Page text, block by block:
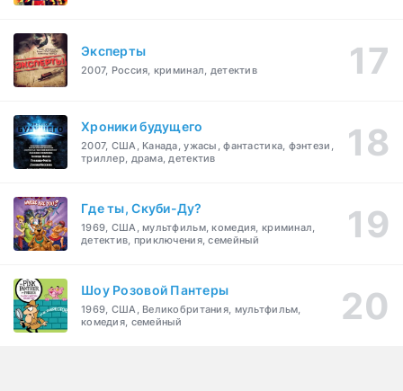
Эксперты
2007, Россия, криминал, детектив
Хроники будущего
2007, США, Канада, ужасы, фантастика, фэнтези,
триллер, драма, детектив
Где ты, Скуби-Ду?
1969, США, мультфильм, комедия, криминал,
детектив, приключения, семейный
Шоу Розовой Пантеры
1969, США, Великобритания, мультфильм,
комедия, семейный